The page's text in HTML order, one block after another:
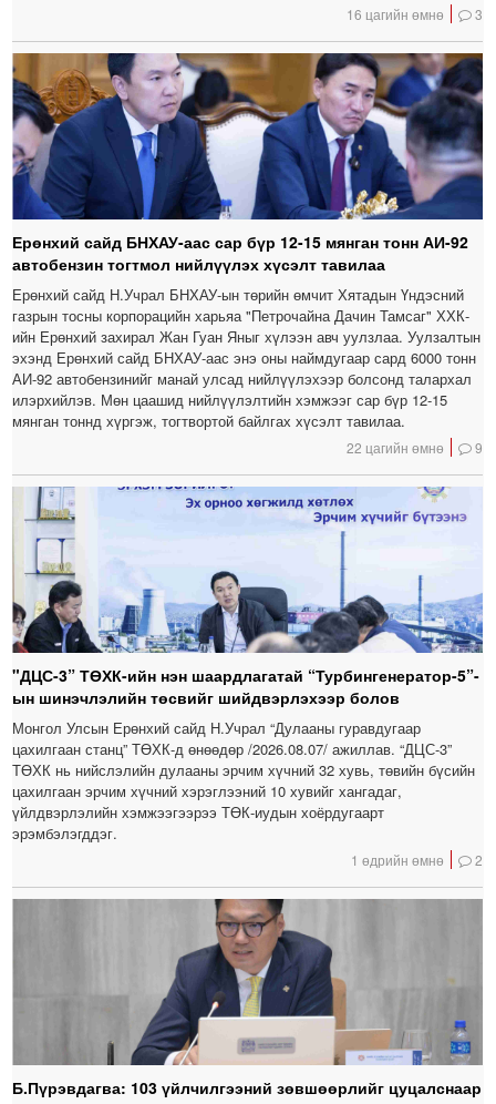
16 цагийн өмнө 3
Ерөнхий сайд БНХАУ-аас сар бүр 12-15 мянган тонн АИ-92
автобензин тогтмол нийлүүлэх хүсэлт тавилаа
Ерөнхий сайд Н.Учрал БНХАУ-ын төрийн өмчит Хятадын Үндэсний
газрын тосны корпорацийн харьяа "Петрочайна Дачин Тамсаг" ХХК-
ийн Ерөнхий захирал Жан Гуан Яныг хүлээн авч уулзлаа. Уулзалтын
эхэнд Ерөнхий сайд БНХАУ-аас энэ оны наймдугаар сард 6000 тонн
АИ-92 автобензинийг манай улсад нийлүүлэхээр болсонд талархал
илэрхийлэв. Мөн цаашид нийлүүлэлтийн хэмжээг сар бүр 12-15
мянган тоннд хүргэж, тогтвортой байлгах хүсэлт тавилаа.
22 цагийн өмнө 9
"ДЦС-3” ТӨХК-ийн нэн шаардлагатай “Турбингенератор-5”-
ын шинэчлэлийн төсвийг шийдвэрлэхээр болов
Монгол Улсын Ерөнхий сайд Н.Учрал “Дулааны гуравдугаар
цахилгаан станц” ТӨХК-д өнөөдөр /2026.08.07/ ажиллав. “ДЦС-3”
ТӨХК нь нийслэлийн дулааны эрчим хүчний 32 хувь, төвийн бүсийн
цахилгаан эрчим хүчний хэрэглээний 10 хувийг хангадаг,
үйлдвэрлэлийн хэмжээгээрээ ТӨК-иудын хоёрдугаарт
эрэмбэлэгддэг.
1 өдрийн өмнө 2
Б.Пүрэвдагва: 103 үйлчилгээний зөвшөөрлийг цуцалснаар